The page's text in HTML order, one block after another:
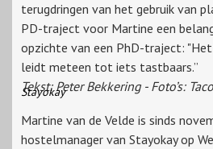
terugdringen van het gebruik van
PD-traject voor Martine een
opzichte van een PhD-traject:
leidt meteen tot iets tastbaars.”
Tekst: Peter Bekkering - Foto’s:
Stayokay
Martine van de Velde is sinds
hostelmanager van Stayokay op